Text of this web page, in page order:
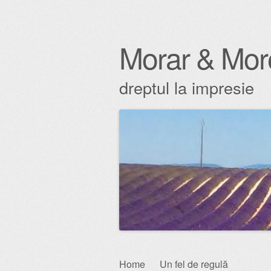
Morar &
dreptul la impresie
Skip
Home Un fel de regulă